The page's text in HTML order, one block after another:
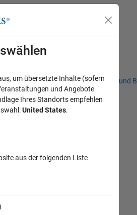
Niederlassungen Studierende und
Off-Canvas-
um übersetzte Inhalte (sofern
und Angebote
Ihres Standorts empfehlen
United States.
aus der folgenden Liste